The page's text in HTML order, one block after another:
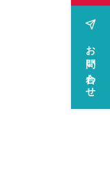
お問い合わせ